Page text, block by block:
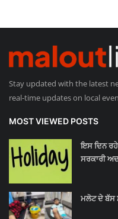
Stay updated with the latest
real-time updates on local
MOST VIEWED POSTS
ਇਸ ਦਿਨ
ਸਰਕਾਰੀ
ਮਲੋਟ ਦੇ ਬੱਸ